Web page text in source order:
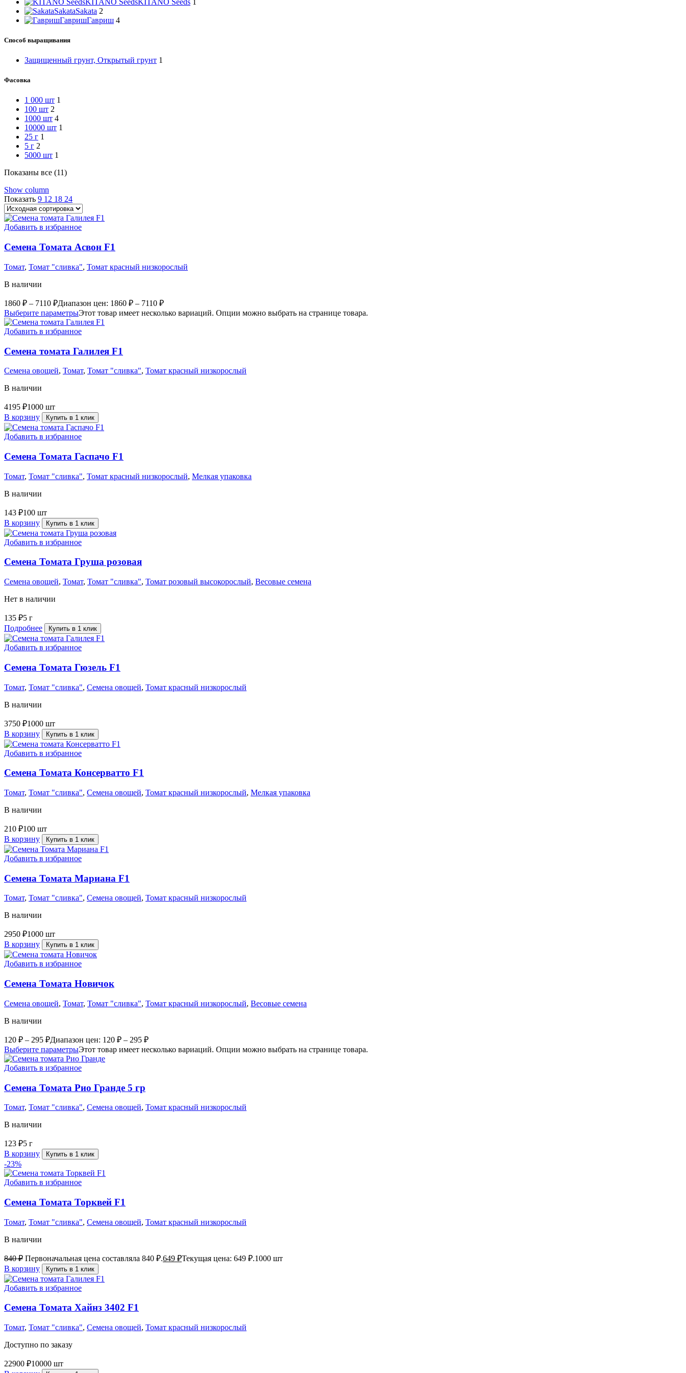
SakataSakata 2
ГавришГавриш 4
Способ выращивания
Защищенный грунт, Открытый грунт 1
Фасовка
1 000 шт 1
100 шт 2
1000 шт 4
10000 шт 1
25 г 1
5 г 2
5000 шт 1
Показаны все (11)
Show column
Показать 9 12 18 24
Добавить в избранное
Семена Томата Асвон F1
Томат, Томат "сливка", Томат красный низкорослый
В наличии
1860 ₽ – 7110 ₽Диапазон цен: 1860 ₽ – 7110 ₽
Выберите параметрыЭтот товар имеет несколько вариаций. Опции можно выбрать на странице товара.
Добавить в избранное
Семена томата Галилея F1
Семена овощей, Томат, Томат "сливка", Томат красный низкорослый
В наличии
4195 ₽1000 шт
В корзину
Купить в 1 клик
Добавить в избранное
Семена Томата Гаспачо F1
Томат, Томат "сливка", Томат красный низкорослый, Мелкая упаковка
В наличии
143 ₽100 шт
В корзину
Купить в 1 клик
Добавить в избранное
Семена Томата Груша розовая
Семена овощей, Томат, Томат "сливка", Томат розовый высокорослый, Весовые семена
Нет в наличии
135 ₽5 г
Подробнее
Купить в 1 клик
Добавить в избранное
Семена Томата Гюзель F1
Томат, Томат "сливка", Семена овощей, Томат красный низкорослый
В наличии
3750 ₽1000 шт
В корзину
Купить в 1 клик
Добавить в избранное
Семена Томата Консерватто F1
Томат, Томат "сливка", Семена овощей, Томат красный низкорослый, Мелкая упаковка
В наличии
210 ₽100 шт
В корзину
Купить в 1 клик
Добавить в избранное
Семена Томата Мариана F1
Томат, Томат "сливка", Семена овощей, Томат красный низкорослый
В наличии
2950 ₽1000 шт
В корзину
Купить в 1 клик
Добавить в избранное
Семена Томата Новичок
Семена овощей, Томат, Томат "сливка", Томат красный низкорослый, Весовые семена
В наличии
120 ₽ – 295 ₽Диапазон цен: 120 ₽ – 295 ₽
Выберите параметрыЭтот товар имеет несколько вариаций. Опции можно выбрать на странице товара.
Добавить в избранное
Семена Томата Рио Гранде 5 гр
Томат, Томат "сливка", Семена овощей, Томат красный низкорослый
В наличии
123 ₽5 г
В корзину
Купить в 1 клик
-23%
Добавить в избранное
Семена Томата Торквей F1
Томат, Томат "сливка", Семена овощей, Томат красный низкорослый
В наличии
840₽ Первоначальная цена составляла 840 ₽.649 ₽Текущая цена: 649 ₽.1000 шт
В корзину
Купить в 1 клик
Добавить в избранное
Семена Томата Хайнз 3402 F1
Томат, Томат "сливка", Семена овощей, Томат красный низкорослый
Доступно по заказу
22900 ₽10000 шт